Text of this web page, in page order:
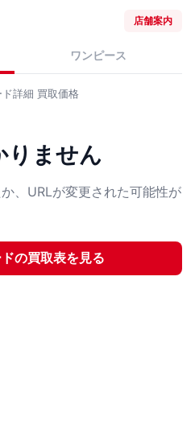
店舗案内
ワンピース
ド詳細 買取価格
りません
、URLが変更された可能性が
の買取表を見る